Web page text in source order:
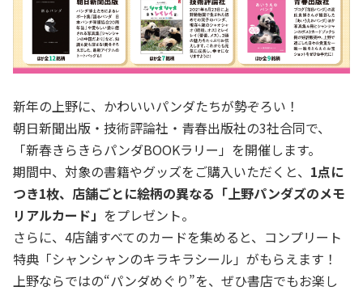
新年の上野に、かわいいパンダたちが勢ぞろい！
朝日新聞出版・技術評論社・青春出版社の3社合同で、
「新春きらきらパンダBOOKラリー」を開催します。
期間中、対象の書籍やグッズをご購入いただくと、 1点に
つき1枚、店舗ごとに絵柄の異なる「上野パンダズのメモ
リアルカード」 をプレゼント。
さらに、4店舗すべてのカードを集めると、コンプリート
特典「シャンシャンのキラキラシール」がもらえます！
上野ならではの“パンダめぐり”を、ぜひ書店でもお楽し